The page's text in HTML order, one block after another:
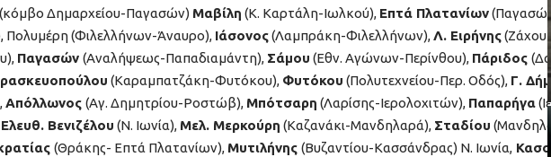
(κόμβο Δημαρχείου-Παγασών) Μαβίλη (Κ. Καρτάλη-Ιωλκού), Επτά Πλατανίων
Πολυμέρη (Φιλελλήνων-Άναυρο), Ιάσονος(Λαμπράκη-Φιλελλήνων),Λ. Ειρήνης
Παγασών (Αναλήψεως-Παπαδιαμάντη), Σάμου (Εθν. Αγώνων-Περίνθου), Πάριδος
(Καραμπατζάκη-Φυτόκου), Φυτόκου (Πολυτεχνείου-Περ. Οδός), Γ.
Απόλλωνος (Αγ. Δημητρίου-Ροστώβ), Μπότσαρη (Λαρίσης-Ιερολοχιτών), Παπαρήγα
Ελευθ. Βενιζέλου (Ν. Ιωνία), Μελ. Μερκούρη (Καζανάκι-Μανδηλαρά), Σταδίου
(Θράκης- Επτά Πλατανίων), Μυτιλήνης (Βυζαντίου-Κασσάνδρας) Ν. Ιωνία,